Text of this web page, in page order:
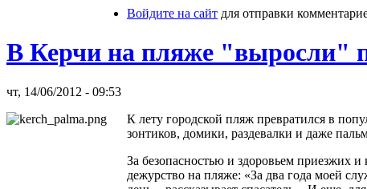
Войдите на сайт для отправки
В Керчи на пляже "выросли"
чт, 14/06/2012 - 09:53
К лету городской пляж превратился в
зонтиков, домики, раздевалки и даже
За безопасностью и здоровьем приезжих
дежурство на пляже: «За два года моей